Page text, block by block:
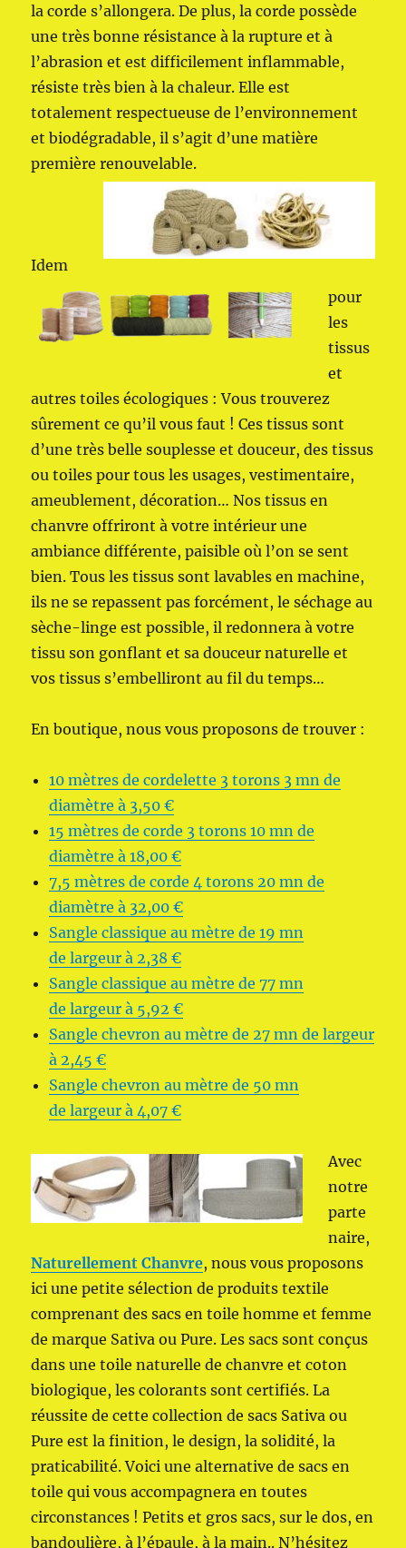
la corde s’allongera. De plus, la corde possède
une très bonne résistance à la rupture et à
l’abrasion et est difficilement inflammable,
résiste très bien à la chaleur. Elle est
totalement respectueuse de l’environnement
et biodégradable, il s’agit d’une matière
première renouvelable.
Idem
pour
les
tissus
et
autres toiles écologiques : Vous trouverez
sûrement ce qu’il vous faut ! Ces tissus sont
d’une très belle souplesse et douceur, des tissus
ou toiles pour tous les usages, vestimentaire,
ameublement, décoration… Nos tissus en
chanvre offriront à votre intérieur une
ambiance différente, paisible où l’on se sent
bien. Tous les tissus sont lavables en machine,
ils ne se repassent pas forcément, le séchage au
sèche-linge est possible, il redonnera à votre
tissu son gonflant et sa douceur naturelle et
vos tissus s’embelliront au fil du temps…
En boutique, nous vous proposons de trouver :
10 mètres de cordelette 3 torons 3 mn de
diamètre à 3,50 €
15 mètres de corde 3 torons 10 mn de
diamètre à 18,00 €
7,5 mètres de corde 4 torons 20 mn de
diamètre à 32,00 €
Sangle classique au mètre de 19 mn
de largeur à 2,38 €
Sangle classique au mètre de 77 mn
de largeur à 5,92 €
Sangle chevron au mètre de 27 mn de largeur
à 2,45 €
Sangle chevron au mètre de 50 mn
de largeur à 4,07 €
Avec
notre
parte
naire,
Naturellement Chanvre, nous vous proposons
ici une petite sélection de produits textile
comprenant des sacs en toile homme et femme
de marque Sativa ou Pure. Les sacs sont conçus
dans une toile naturelle de chanvre et coton
biologique, les colorants sont certifiés. La
réussite de cette collection de sacs Sativa ou
Pure est la finition, le design, la solidité, la
praticabilité. Voici une alternative de sacs en
toile qui vous accompagnera en toutes
circonstances ! Petits et gros sacs, sur le dos, en
bandoulière, à l’épaule, à la main.. N’hésitez